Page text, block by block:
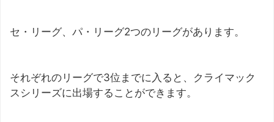
セ・リーグ、パ・リーグ2つのリーグがあります。
それぞれのリーグで3位までに入ると、クライマック
スシリーズに出場することができます。